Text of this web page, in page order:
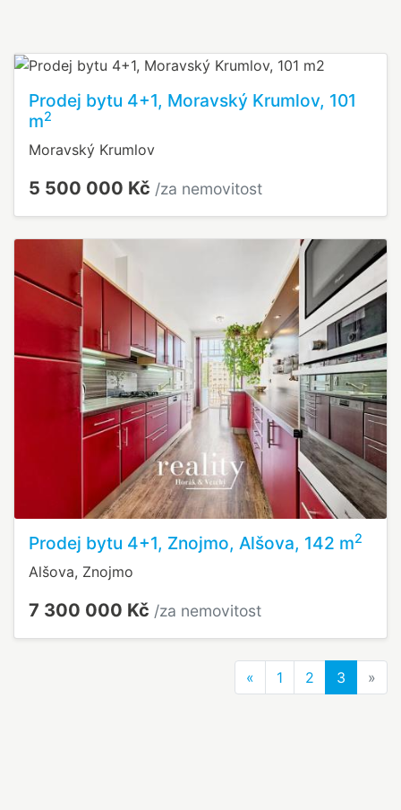
Prodej bytu 4+1, Moravský Krumlov, 101
m2
Moravský Krumlov
5 500 000 Kč /za nemovitost
Prodej bytu 4+1, Znojmo, Alšova, 142 m2
Alšova, Znojmo
7 300 000 Kč /za nemovitost
« Previous
1 2 3 »